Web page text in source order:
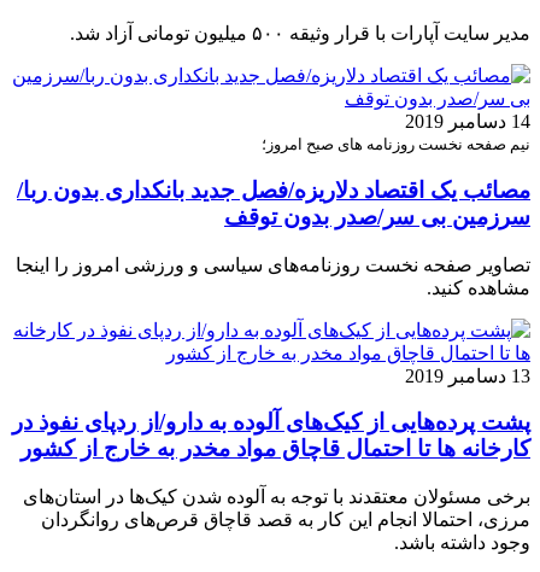
مدیر سایت آپارات با قرار وثیقه ۵۰۰ میلیون تومانی آزاد شد.
14 دسامبر 2019
نیم صفحه نخست روزنامه های صبح امروز؛
مصائب یک اقتصاد دلاریزه/فصل جدید بانکداری بدون ربا/
سرزمین بی سر/صدر بدون توقف
تصاویر صفحه نخست روزنامه‌های سیاسی و ورزشی امروز را اینجا
مشاهده کنید.
13 دسامبر 2019
پشت پرده‌هایی از کیک‌های آلوده به دارو/از ردپای نفوذ در
کارخانه ها تا احتمال قاچاق مواد مخدر به خارج از کشور
برخی مسئولان معتقدند با توجه به آلوده شدن کیک‌ها در استان‌های
مرزی، احتمالا انجام این کار به قصد قاچاق قرص‌های روانگردان
وجود داشته باشد.